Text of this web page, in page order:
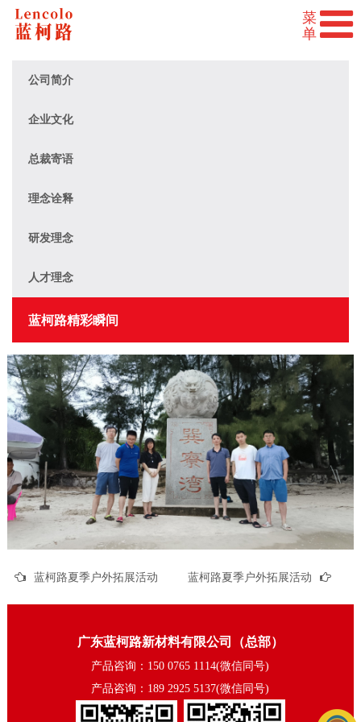
公司简介
企业文化
总裁寄语
理念诠释
研发理念
人才理念
蓝柯路精彩瞬间
蓝柯路夏季户外拓展活动 蓝柯路夏季户外拓展活动
广东蓝柯路新材料有限公司（总部）
产品咨询：150 0765 1114(微信同号)
产品咨询：189 2925 5137(微信同号)